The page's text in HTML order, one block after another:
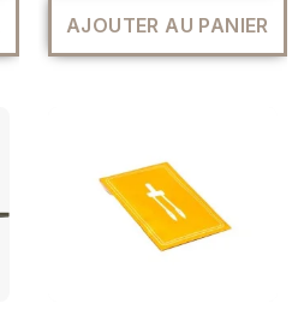
AJOUTER AU PANIER